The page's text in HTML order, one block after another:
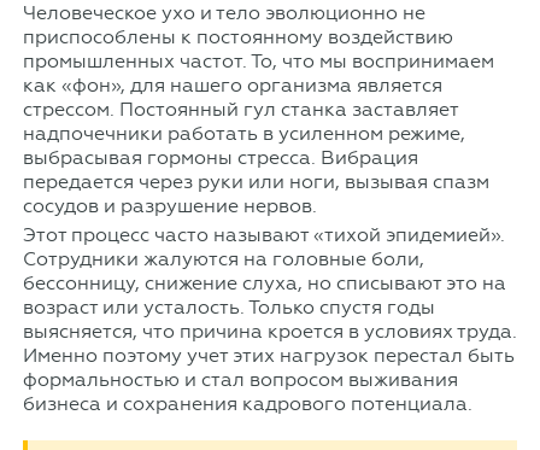
Человеческое ухо и тело эволюционно не
приспособлены к постоянному воздействию
промышленных частот. То, что мы воспринимаем
как «фон», для нашего организма является
стрессом. Постоянный гул станка заставляет
надпочечники работать в усиленном режиме,
выбрасывая гормоны стресса. Вибрация
передается через руки или ноги, вызывая спазм
сосудов и разрушение нервов.
Этот процесс часто называют «тихой эпидемией».
Сотрудники жалуются на головные боли,
бессонницу, снижение слуха, но списывают это на
возраст или усталость. Только спустя годы
выясняется, что причина кроется в условиях труда.
Именно поэтому учет этих нагрузок перестал быть
формальностью и стал вопросом выживания
бизнеса и сохранения кадрового потенциала.